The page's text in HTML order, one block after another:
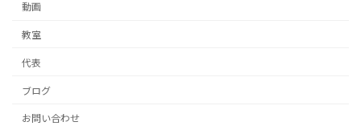
動画
教室
代表
ブログ
お問い合わせ